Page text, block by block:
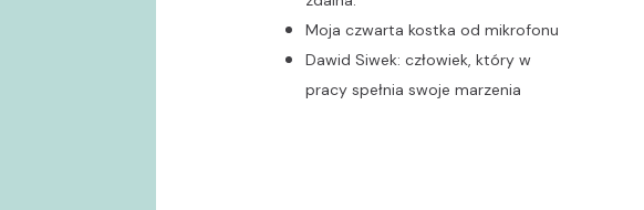
Moja czwarta kostka od mikrofonu
Dawid Siwek: człowiek, który w
pracy spełnia swoje marzenia